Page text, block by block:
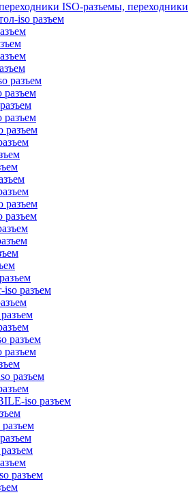
ISO-разъемы, переходники
iso разъем
разъем
разъем
разъем
разъем
разъем
разъем
iso разъем
разъем
разъем
разъем
iso разъем
разъем
разъем